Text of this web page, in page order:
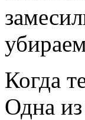
Когда
Одна